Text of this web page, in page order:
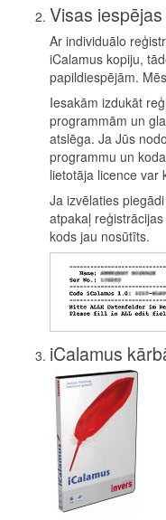
Visas iespējas
Ar individuālo
iCalamus kopiju,
papildiespējām.
Iesakām izdukāt
programmām un
atslēga. Ja Jūs
programmu un
lietotāja licence var
Ja izvēlaties
atpakaļ
kods jau nosūtīts.
iCalamus